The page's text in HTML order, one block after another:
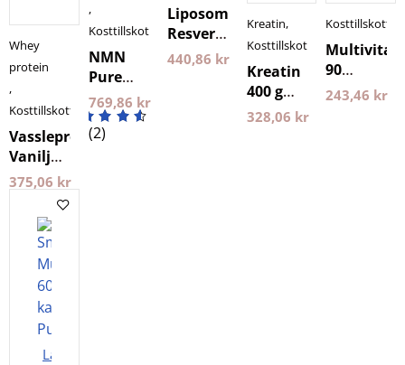
Whey
protein
,
Kosttillskott
Vassleprotein
Vanilj
750
gram
Holistic
375,06 kr
,
Kosttillskott
NMN
Pure
Powder
30 gram
Purovitalis
769,86 kr
(2)
Liposomal
Resveratrol
Purovitalis
440,86 kr
Kreatin,
Kosttillskott
Kreatin
400 g
Holistic
328,06 kr
Kosttillskott
90
Kapslar
243,46 kr
Lägg i